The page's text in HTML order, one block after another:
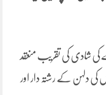
شادی کی تقریب منعقد
کی دلہن کے رشتہ دار اور